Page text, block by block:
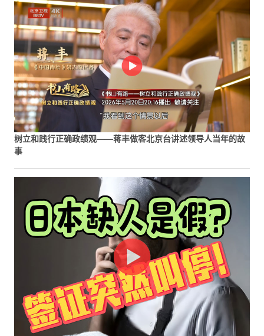
树立和践行正确政绩观——蒋丰做客北京台讲述领导人当年的故
事